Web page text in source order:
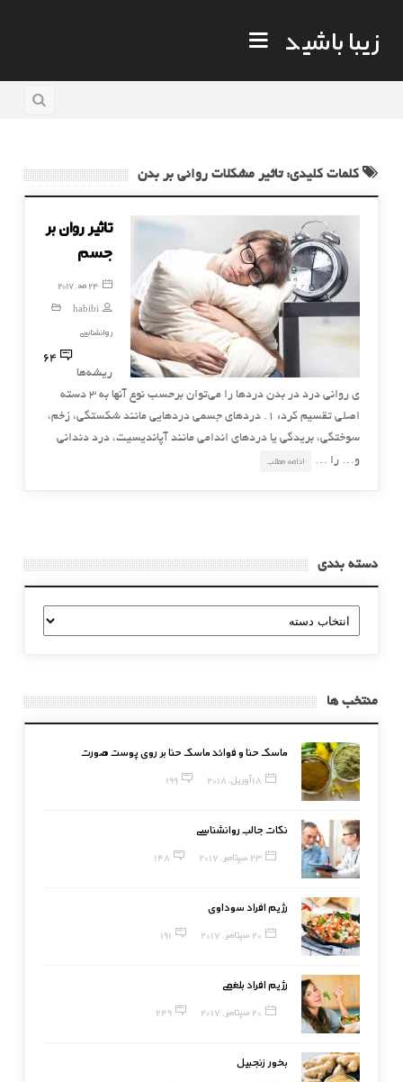
زیبا باشید
کلمات کلیدی: تاثیر مشکلات روانی بر بدن
تاثیر روان بر
جسم
24 مه, 2017
habibi
روانشناسی
64
ریشه‌ها
ی روانی درد در بدن دردها را می‌توان برحسب نوع آنها به 3 دسته
اصلی تقسیم کرد: 1. دردهای جسمی دردهایی مانند شکستگی، زخم،
سوختگی، بریدگی یا دردهای اندامی مانند آپاندیسیت، درد دندانی
و… را …
ادامه مطلب
دسته بندی
دسته
بندی
منتخب ها
ماسک حنا و فوائد ماسک حنا بر روی پوست صورت
18 آوریل, 2018 199
نکات جالب روانشناسی
23 سپتامبر, 2017 148
رژیم افراد سوداوی
20 سپتامبر, 2017 191
رژیم افراد بلغمی
20 سپتامبر, 2017 249
بخور زنجبیل